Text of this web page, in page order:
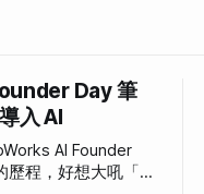
Day 筆
入 AI
AI Founder
歷程，好想大吼「我